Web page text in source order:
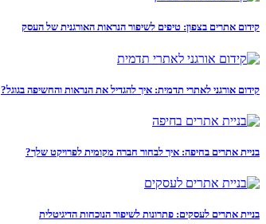
קידום אתרים בצפון: טיפים לשיפור הנראות האורגנית של העסק
קידום אורגני לאתרי תדמית: איך להגדיל את הנראות והחשיפה בגוגל?
בניית אתרים בחיפה: איך לבחור חברה מקומית לפרויקט שלך?
בניית אתרים לעסקים: פתרונות לשיפור הנוכחות הדיגיטלית